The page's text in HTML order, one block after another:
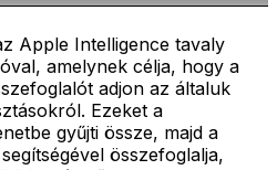
Apple Intelligence tavaly
amelynek célja, hogy a
adjon az általuk
Ezeket a
gyűjti össze, majd a
összefoglalja,